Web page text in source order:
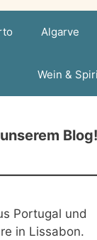
Algarve
Wein &
Blog!
Portugal und
in Lissabon.